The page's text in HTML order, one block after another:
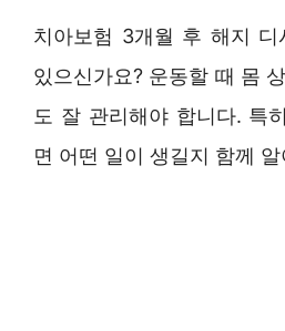
치아보험 3개월 후 해지
있으신가요? 운동할 때 몸
도 잘 관리해야 합니다. 특
면 어떤 일이 생길지 함께